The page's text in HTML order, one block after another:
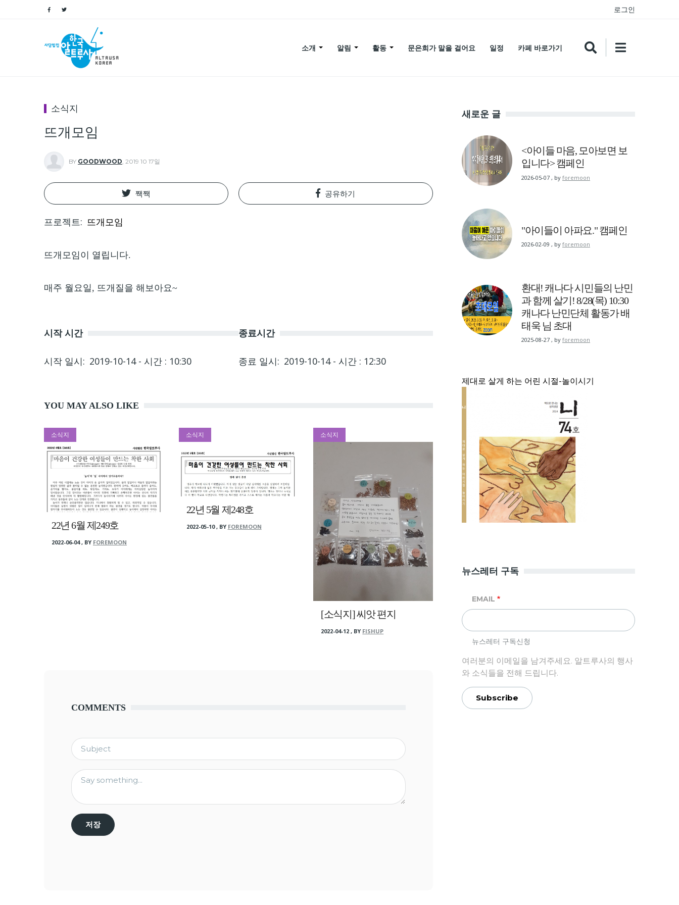
로그인
소개 알림 활동 문은희가 말을 걸어요 일정 카페 바로가기
소식지
뜨개모임
BY GOODWOOD 2019 10 17일
짹짹 공유하기
프로젝트 뜨개모임
뜨개모임이 열립니다.
매주 월요일, 뜨개질을 해보아요~
시작 시간
시작 일시 2019-10-14 - 시간 : 10:30
종료시간
종료 일시 2019-10-14 - 시간 : 12:30
YOU MAY ALSO LIKE
소식지
22년 6월 제249호
2022-06-04, BY FOREMOON
소식지
22년 5월 제248호
2022-05-10, BY FOREMOON
소식지
[소식지] 씨앗 편지
2022-04-12 , BY FISHUP
COMMENTS
새로운 글
<아이들 마음, 모아보면 보
입니다> 캠페인
2026-05-07 , by foremoon
"아이들이 아파요." 캠페인
2026-02-09 , by foremoon
환대! 캐나다 시민들의 난민
과 함께 살기! 8/28(목) 10:30
캐나다 난민단체 활동가 배
태욱 님 초대
2025-08-27 , by foremoon
제대로 살게 하는 어린 시절-놀이시기
뉴스레터 구독
EMAIL
뉴스레터 구독신청
여러분의 이메일을 남겨주세요. 알트루사의 행사
와 소식들을 전해 드립니다.